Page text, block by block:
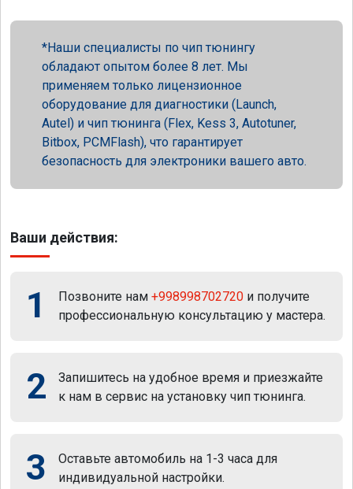
Наши специалисты по чип тюнингу
обладают опытом более 8 лет. Мы
применяем только лицензионное
оборудование для диагностики (Launch,
Autel) и чип тюнинга (Flex, Kess 3, Autotuner,
Bitbox, PCMFlash), что гарантирует
безопасность для электроники вашего авто.
Ваши действия:
1 Позвоните нам +998998702720 и получите
профессиональную консультацию у мастера.
2
Запишитесь на удобное время и приезжайте
к нам в сервис на установку чип тюнинга.
3
Оставьте автомобиль на 1-3 часа для
индивидуальной настройки.